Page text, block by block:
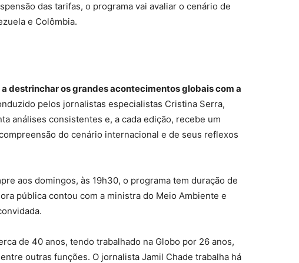
das tarifas, o programa vai avaliar o cenário de
e Colômbia.
destrinchar os grandes acontecimentos globais com a
pelos jornalistas especialistas Cristina Serra,
análises consistentes e, a cada edição, recebe um
do cenário internacional e de seus reflexos
aos domingos, às 19h30, o programa tem duração de
pública contou com a ministra do Meio Ambiente e
de 40 anos, tendo trabalhado na Globo por 26 anos,
outras funções. O jornalista Jamil Chade trabalha há